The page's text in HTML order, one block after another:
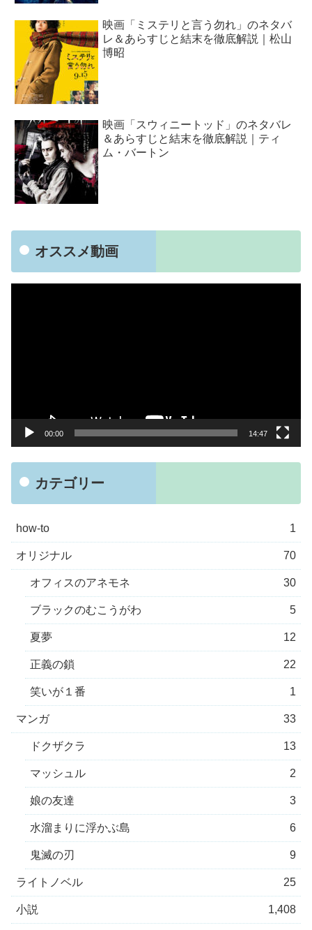
映画「ミステリと言う勿れ」のネタバ
レ＆あらすじと結末を徹底解説｜松山
博昭
映画「スウィニートッド」のネタバレ
＆あらすじと結末を徹底解説｜ティ
ム・バートン
オススメ動画
00:00 14:47
カテゴリー
how-to 1
オリジナル 70
オフィスのアネモネ 30
ブラックのむこうがわ 5
夏夢 12
正義の鎖 22
笑いが１番 1
マンガ 33
ドクザクラ 13
マッシュル 2
娘の友達 3
水溜まりに浮かぶ島 6
鬼滅の刃 9
ライトノベル 25
小説 1,408